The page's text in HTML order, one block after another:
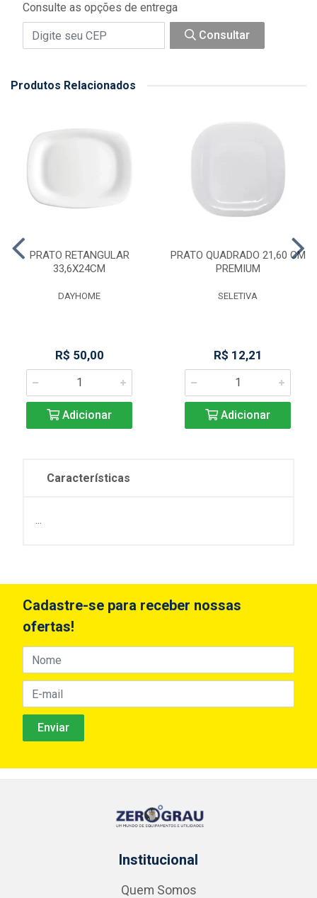
Consulte as opções de entrega
Consultar
Produtos Relacionados
PRATO RETANGULAR
33,6X24CM
DAYHOME
R$ 50,00
Adicionar
PRATO QUADRADO 21,60 CM
PREMIUM
SELETIVA
R$ 12,21
Adicionar
Características
...
Cadastre-se para receber nossas
ofertas!
Institucional
Quem Somos